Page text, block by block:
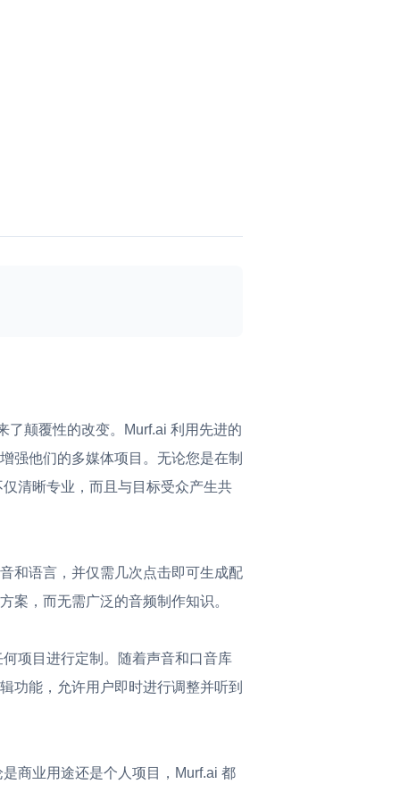
了颠覆性的改变。Murf.ai 利用先进的
强他们的多媒体项目。无论您是在制
清晰专业，而且与目标受众产生共
和语言，并仅需几次点击即可生成配
案，而无需广泛的音频制作知识。
项目进行定制。随着声音和口音库
功能，允许用户即时进行调整并听到
商业用途还是个人项目，Murf.ai 都